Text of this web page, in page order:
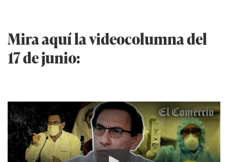
Mira aquí la videocolumna del
17 de junio: